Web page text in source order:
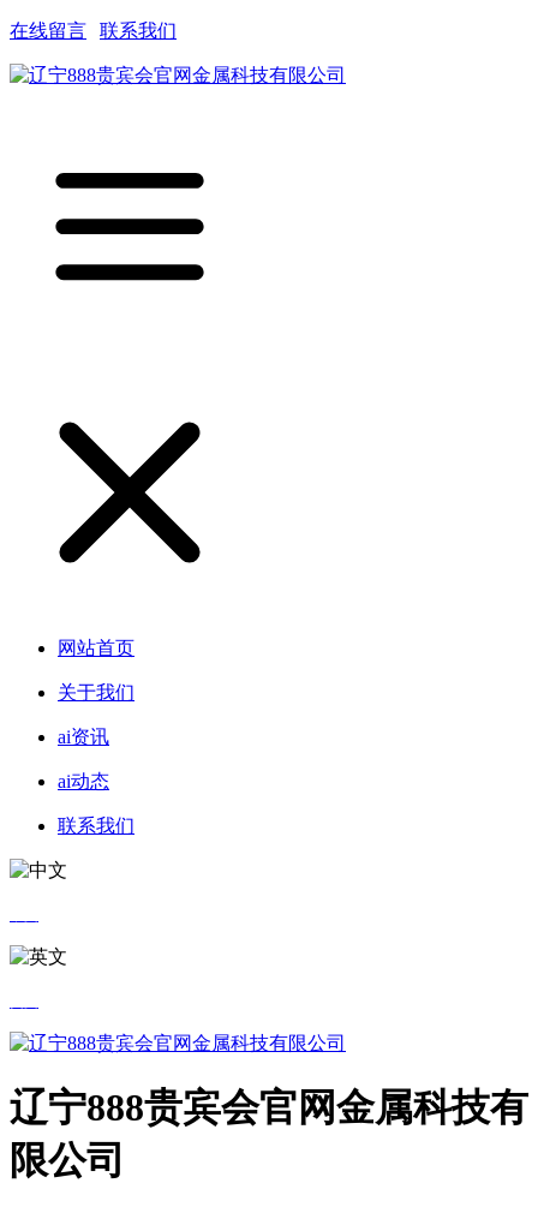
在线留言 联系我们
网站首页
关于我们
ai资讯
ai动态
联系我们
辽宁888贵宾会官网金属科技有
限公司